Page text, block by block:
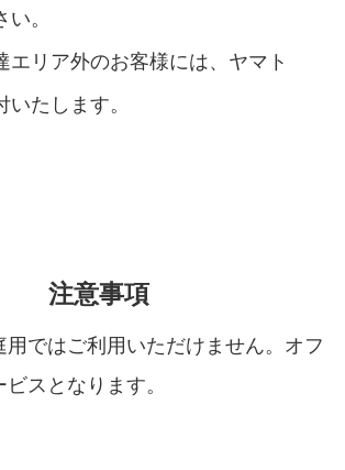
。
エリア外のお客様には、ヤマト
たします。
注意事項
用ではご利用いただけません。オフ
スとなります。